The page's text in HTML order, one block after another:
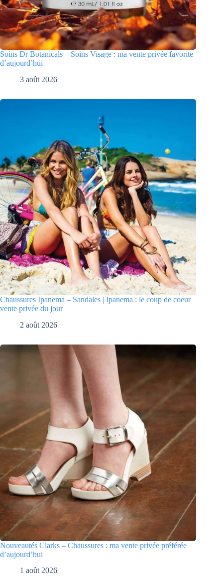
Soins Dr Botanicals – Soins Visage : ma vente privée favorite
d’aujourd’hui
3 août 2026
Chaussures Ipanema – Sandales | Ipanema : le coup de coeur
vente privée du jour
2 août 2026
Nouveautés Clarks – Chaussures : ma vente privée préférée
d’aujourd’hui
1 août 2026